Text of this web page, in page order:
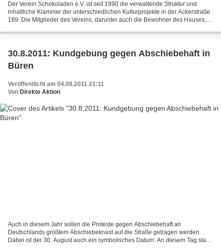
Der Verein Schokoladen e.V. ist seit 1990 die verwaltende Struktur und
inhaltliche Klammer der unterschiedlichen Kulturprojekte in der Ackerstraße
169. Die Mitglieder des Vereins, darunter auch die Bewohner des Hauses,
30.8.2011: Kundgebung gegen Abschiebehaft in
Büren
Veröffentlicht am 04.08.2011 21:11
Von Direkte Aktion
Auch in diesem Jahr sollen die Proteste gegen Abschiebehaft an
Deutschlands größtem Abschiebeknast auf die Straße getragen werden.
Dabei ist der 30. August auch ein symbolisches Datum: An diesem Tag starb